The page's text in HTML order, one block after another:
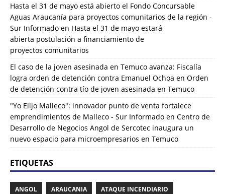
Hasta el 31 de mayo está abierto el Fondo Concursable
Aguas Araucanía para proyectos comunitarios de la región -
Sur Informado en Hasta el 31 de mayo estará
abierta postulación a financiamiento de
proyectos comunitarios
El caso de la joven asesinada en Temuco avanza: Fiscalía
logra orden de detención contra Emanuel Ochoa en Orden
de detención contra tío de joven asesinada en Temuco
"Yo Elijo Malleco": innovador punto de venta fortalece
emprendimientos de Malleco - Sur Informado en Centro de
Desarrollo de Negocios Angol de Sercotec inaugura un
nuevo espacio para microempresarios en Temuco
ETIQUETAS
ANGOL ARAUCANIA ATAQUE INCENDIARIO